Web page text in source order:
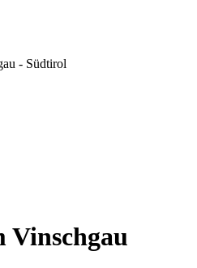
- Südtirol
Vinschgau